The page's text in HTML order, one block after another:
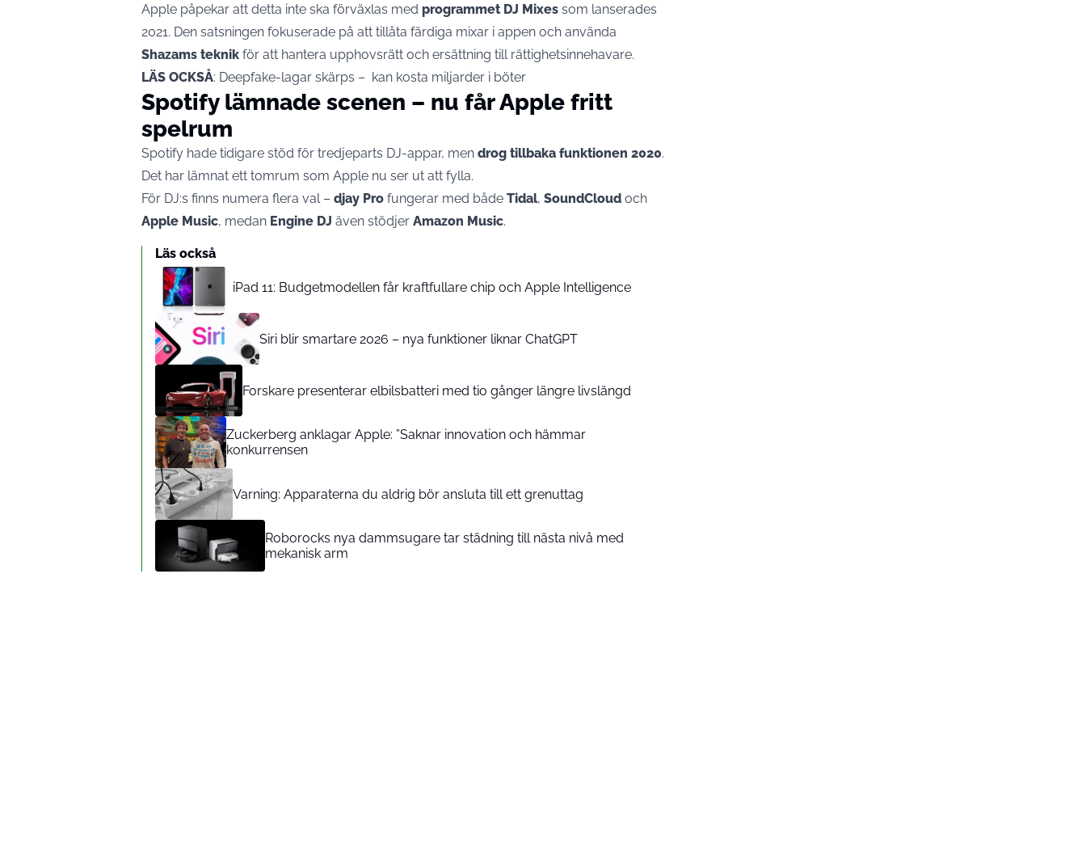
Apple påpekar att detta inte ska förväxlas med programmet DJ Mixes som lanserades
2021. Den satsningen fokuserade på att tillåta färdiga mixar i appen och använda
Shazams teknik för att hantera upphovsrätt och ersättning till rättighetsinnehavare.
LÄS OCKSÅ: Deepfake-lagar skärps – kan kosta miljarder i böter
Spotify lämnade scenen – nu får Apple fritt
spelrum
Spotify hade tidigare stöd för tredjeparts DJ-appar, men drog tillbaka funktionen 2020.
Det har lämnat ett tomrum som Apple nu ser ut att fylla.
För DJ:s finns numera flera val – djay Pro fungerar med både Tidal, SoundCloud och
Apple Music, medan Engine DJ även stödjer Amazon Music.
Läs också
iPad 11: Budgetmodellen får kraftfullare chip och Apple Intelligence
Siri blir smartare 2026 – nya funktioner liknar ChatGPT
Forskare presenterar elbilsbatteri med tio gånger längre livslängd
Zuckerberg anklagar Apple: ”Saknar innovation och hämmar
konkurrensen
Varning: Apparaterna du aldrig bör ansluta till ett grenuttag
Roborocks nya dammsugare tar städning till nästa nivå med
mekanisk arm